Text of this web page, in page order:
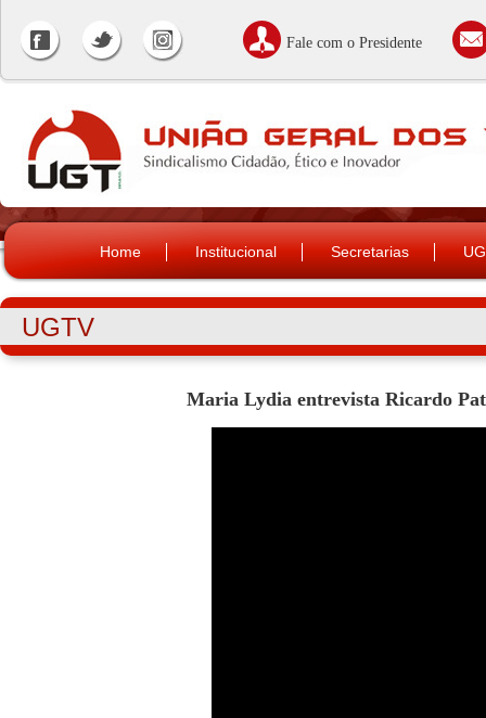
Fale com o Presidente
Home Institucional Secretarias
UGTV
Maria Lydia entrevista Ricardo